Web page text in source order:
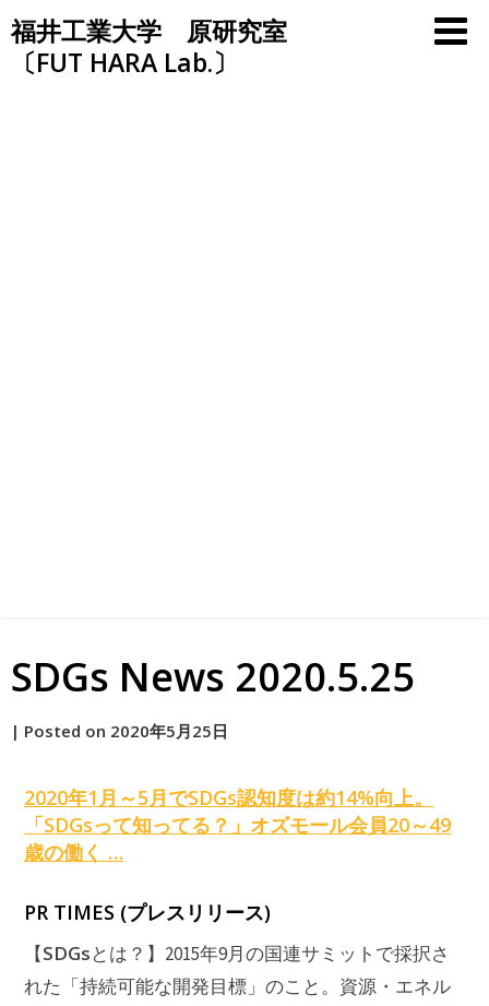
Skip
to
content
福井工業大学 原研究室
〔FUT HARA Lab.〕
SDGs News 2020.5.25
by
| Posted on 2020年5月25日
2020年1月～5月でSDGs認知度は約14%向上。
「SDGsって知ってる？」オズモール会員20～49
歳の働く …
PR TIMES (プレスリリース)
【SDGsとは？】2015年9月の国連サミットで採択さ
れた「持続可能な開発目標」のこと。資源・エネル